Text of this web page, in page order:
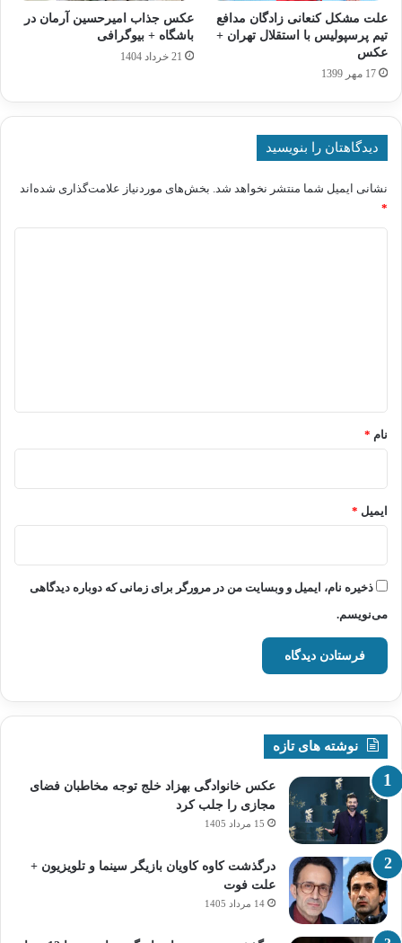
علت مشکل کنعانی زادگان مدافع
تیم پرسپولیس با استقلال تهران +
عکس
17 مهر 1399
عکس جذاب امیرحسین آرمان در
باشگاه + بیوگرافی
21 خرداد 1404
دیدگاهتان را بنویسید
نشانی ایمیل شما منتشر نخواهد شد. بخش‌های موردنیاز علامت‌گذاری شده‌اند
*
نام *
ایمیل *
ذخیره نام، ایمیل و وبسایت من در مرورگر برای زمانی که دوباره دیدگاهی
می‌نویسم.
نوشته های تازه
عکس خانوادگی بهزاد خلج توجه مخاطبان فضای
مجازی را جلب کرد
15 مرداد 1405
درگذشت کاوه کاویان بازیگر سینما و تلویزیون +
علت فوت
14 مرداد 1405